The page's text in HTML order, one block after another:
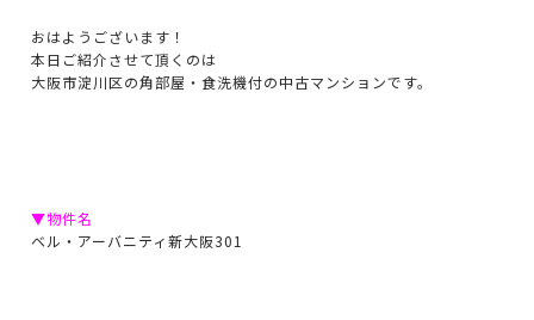
おはようございます！
本日ご紹介させて頂くのは
大阪市淀川区の角部屋・食洗機付の中古マンションです。
▼物件名
ベル・アーバニティ新大阪301